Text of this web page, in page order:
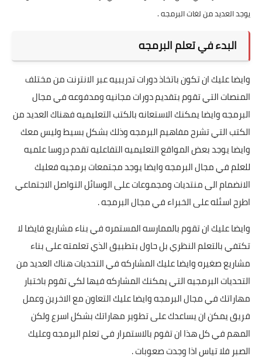
يوجد العديد من لغات البرمجه .
البدء في تعلم البرمجه
وايضا عليك ان تكون باتخاذ دورات تدريبيه عبر الانترنت من مختلف
المنصات التي تقوم بتقديم دورات مجانيه ومدفوعه في مجال
البرمجه وايضا يمكنك الاستعانه بالكتب التعليميه فهناك العديد من
الكتب التي تشرح مفاهيم البرمجه وذلك بشكل بسيط وليس معك
وايضا يوجد بعض المواقع التعليميه التفاعليه تقدم دروسا علميه
للعلم في مجال البرمجه وايضا يوجد مجتمعات برمجيه فعليك
الانضمام الى منتديات ومجموعات على الوسائل التواصل الاجتماعي
اطرح اسئله على الخبراء في مجال البرمجه .
وايضا عليك ان تقوم بالممارسه المستمره في بناء مشاريع فايضا لا
تكتفي بالتعلم النظري بل حاول بتطبيق الذي تعلمته على بناء
مشاريع صغيره وايضا عليك المشاركه في التحديات هناك العديد من
التحديات البرمجيه التي يمكنك المشاركه فيها لكي تقوم باختبار
مهاراتك في مجال البرمجه وايضا عليك التعاون مع الاخرين وعمل
فريق يمكن ان يساعدك على تطوير مهاراتك بشكل اسرع ولكن
المهم في كل هذا ان تقوم بالاستمرار في تعلم البرمجه وعليك
الصبر فلا تياس اذا وجدت صعوبات .